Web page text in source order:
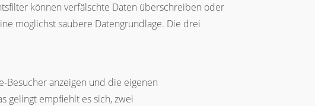
können verfälschte Daten überschreiben oder
möglichst saubere Datengrundlage. Die drei
Besucher anzeigen und die eigenen
gelingt empfiehlt es sich, zwei